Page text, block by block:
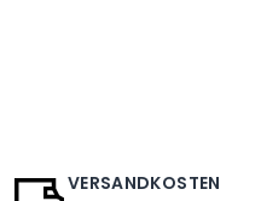
VERSANDKOSTEN